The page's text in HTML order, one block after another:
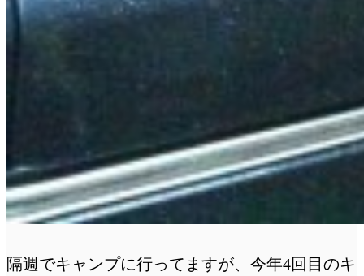
隔週でキャンプに行ってますが、今年4回目のキ